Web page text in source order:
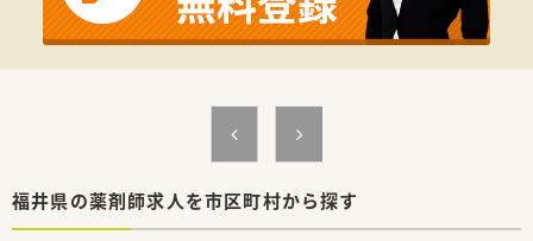
福井県の薬剤師求人を市区町村から探す